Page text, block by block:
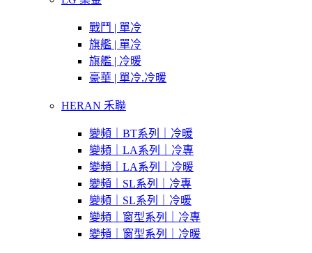
戰鬥 | 單冷
旗艦 | 單冷
旗艦 | 冷暖
豪華 | 單冷.冷暖
HERAN 禾聯
變頻｜BT系列｜冷暖
變頻｜LA系列｜冷專
變頻｜LA系列｜冷暖
變頻｜SL系列｜冷專
變頻｜SL系列｜冷暖
變頻｜窗型系列｜冷專
變頻｜窗型系列｜冷暖